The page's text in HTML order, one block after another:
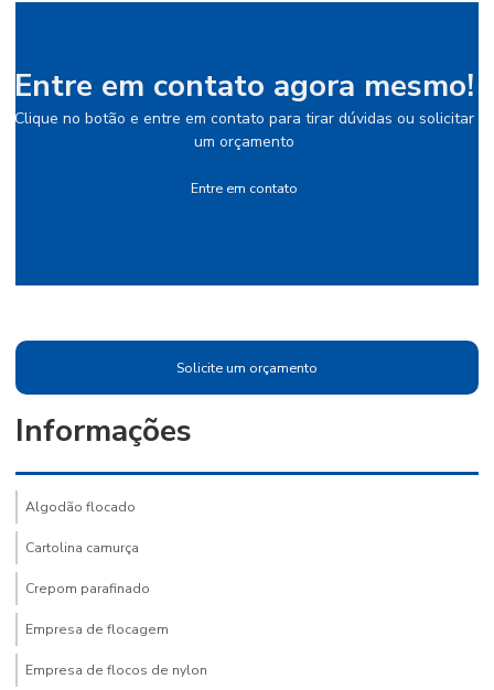
Entre em contato agora mesmo!
Clique no botão e entre em contato para tirar dúvidas ou solicitar
um orçamento
Entre em contato
Solicite um orçamento
Informações
Algodão flocado
Cartolina camurça
Crepom parafinado
Empresa de flocagem
Empresa de flocos de nylon